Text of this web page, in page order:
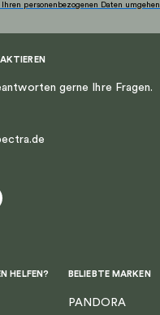
personenbezogenen Daten umgehen
gerne Ihre Fragen.
HELFEN? BELIEBTE MARKEN
PANDORA